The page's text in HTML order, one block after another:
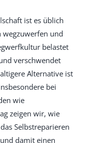
ist es üblich
wegzuwerfen und
belastet
verschwendet
Alternative ist
bei
wie
zeigen wir, wie
Selbstreparieren
damit einen